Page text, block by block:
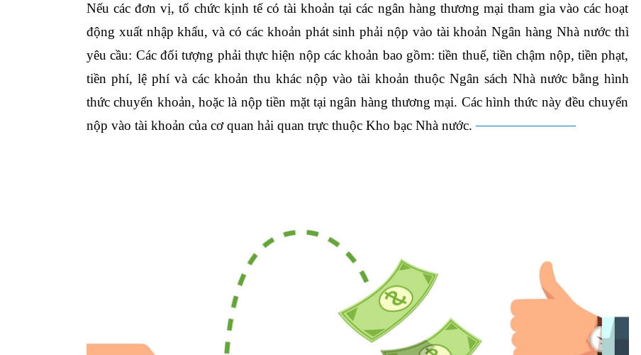
Nếu các đơn vị, tổ chức kịnh tế có tài khoản tại các ngân hàng thương mại tham gia vào các hoạt
động xuất nhập khẩu, và có các khoản phát sinh phải nộp vào tài khoản Ngân hàng Nhà nước thì
yêu cầu: Các đối tượng phải thực hiện nộp các khoản bao gồm: tiền thuế, tiền chậm nộp, tiền phạt,
tiền phí, lệ phí và các khoản thu khác nộp vào tài khoản thuộc Ngân sách Nhà nước bằng hình
thức chuyển khoản, hoặc là nộp tiền mặt tại ngân hàng thương mại. Các hình thức này đều chuyển
nộp vào tài khoản của cơ quan hải quan trực thuộc Kho bạc Nhà nước. tin học văn phòng